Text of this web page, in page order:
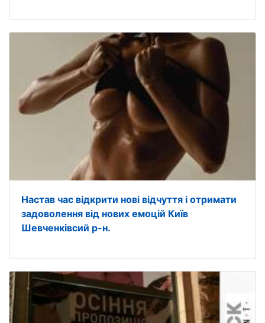
Настав час відкрити нові відчуття і отримати
задоволення від нових емоцій Київ
Шевченківсий р-н.